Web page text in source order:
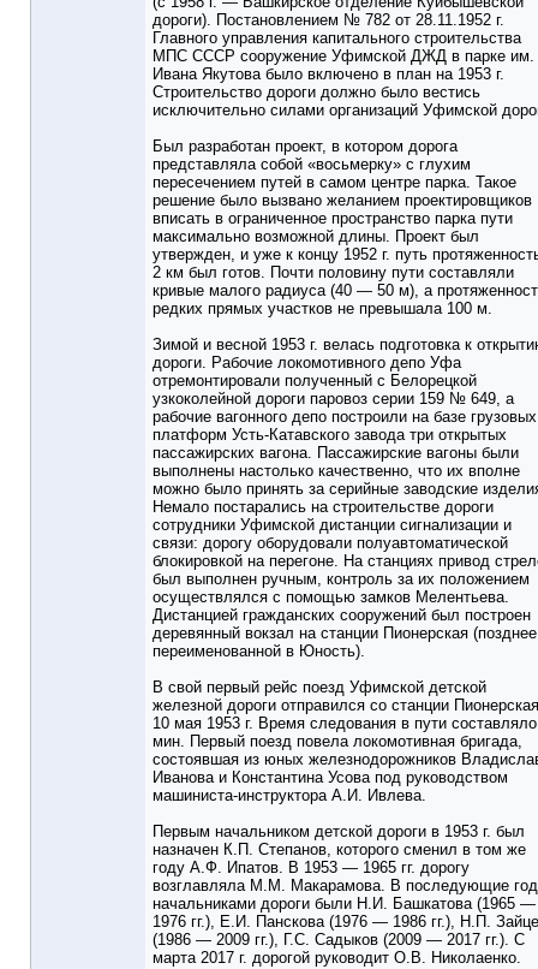
дороги). Постановлением № 782 от 28.11.1952 г.
Главного управления капитального строительства
МПС СССР сооружение Уфимской ДЖД в парке им.
Ивана Якутова было включено в план на 1953 г.
Строительство дороги должно было вестись
исключительно силами организаций Уфимской
Был разработан проект, в котором дорога
представляла собой «восьмерку» с глухим
пересечением путей в самом центре парка. Такое
решение было вызвано желанием проектировщиков
вписать в ограниченное пространство парка пути
максимально возможной длины. Проект был
утвержден, и уже к концу 1952 г. путь
2 км был готов. Почти половину пути составляли
кривые малого радиуса (40 — 50 м), а
редких прямых участков не превышала 100 м.
Зимой и весной 1953 г. велась подготовка к
дороги. Рабочие локомотивного депо Уфа
отремонтировали полученный с Белорецкой
узкоколейной дороги паровоз серии 159 № 649, а
рабочие вагонного депо построили на базе грузовых
платформ Усть-Катавского завода три открытых
пассажирских вагона. Пассажирские вагоны были
выполнены настолько качественно, что их вполне
можно было принять за серийные заводские
Немало постарались на строительстве дороги
сотрудники Уфимской дистанции сигнализации и
связи: дорогу оборудовали полуавтоматической
блокировкой на перегоне. На станциях привод
был выполнен ручным, контроль за их положением
осуществлялся с помощью замков Мелентьева.
Дистанцией гражданских сооружений был построен
деревянный вокзал на станции Пионерская (позднее
переименованной в Юность).
В свой первый рейс поезд Уфимской детской
железной дороги отправился со станции Пионерская
10 мая 1953 г. Время следования в пути
мин. Первый поезд повела локомотивная бригада,
состоявшая из юных железнодорожников
Иванова и Константина Усова под руководством
машиниста-инструктора А.И. Ивлева.
Первым начальником детской дороги в 1953 г. был
назначен К.П. Степанов, которого сменил в том же
году А.Ф. Ипатов. В 1953 — 1965 гг. дорогу
возглавляла М.М. Макарамова. В последующие
начальниками дороги были Н.И. Башкатова (1965 —
1976 гг.), Е.И. Панскова (1976 — 1986 гг.), Н.П.
(1986 — 2009 гг.), Г.С. Садыков (2009 — 2017 гг.). С
марта 2017 г. дорогой руководит О.В. Николаенко.